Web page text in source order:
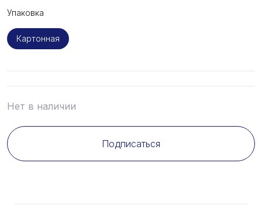
Упаковка
Картонная
Нет в наличии
Подписаться